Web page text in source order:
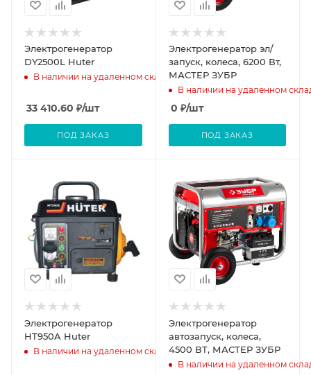
Электрогенератор
DY2500L Huter
В наличии на удаленном складе
33 410.60 ₽/шт
ПОД ЗАКАЗ
Электрогенератор эл/
запуск, колеса, 6200 Вт,
МАСТЕР ЗУБР
В наличии на удаленном
0 ₽/шт
ПОД ЗАКАЗ
Электрогенератор
HT950A Huter
В наличии на удаленном складе
Электрогенератор
автозапуск, колеса,
4500 ВТ, МАСТЕР ЗУБР
В наличии на удаленном